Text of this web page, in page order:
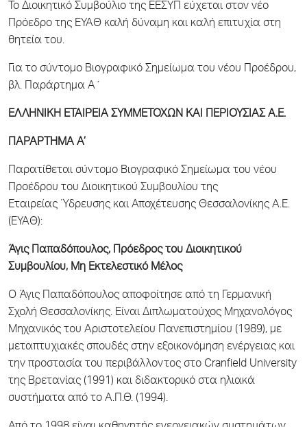
Το Διοικητικό Συμβούλιο της ΕΕΣΥΠ εύχεται στον νέο
Πρόεδρο της ΕΥΑΘ καλή δύναμη και καλή επιτυχία στη
θητεία του.
Για το σύντομο Βιογραφικό Σημείωμα του νέου Προέδρου,
βλ. Παράρτημα Α΄
ΕΛΛΗΝΙΚΗ ΕΤΑΙΡΕΙΑ ΣΥΜΜΕΤΟΧΩΝ ΚΑΙ ΠΕΡΙΟΥΣΙΑΣ Α.Ε.
ΠΑΡΑΡΤΗΜΑ Α’
Παρατίθεται σύντομο Βιογραφικό Σημείωμα του νέου
Προέδρου του Διοικητικού Συμβουλίου της
Εταιρείας Ύδρευσης και Αποχέτευσης Θεσσαλονίκης Α.Ε.
(ΕΥΑΘ):
Άγις Παπαδόπουλος, Πρόεδρος του Διοικητικού
Συμβουλίου, Μη Εκτελεστικό Μέλος
Ο Άγις Παπαδόπουλος αποφοίτησε από τη Γερμανική
Σχολή Θεσσαλονίκης. Είναι Διπλωματούχος Μηχανολόγος
Μηχανικός του Αριστοτελείου Πανεπιστημίου (1989), με
μεταπτυχιακές σπουδές στην εξοικονόμηση ενέργειας και
την προστασία του περιβάλλοντος στο Cranfield University
της Βρετανίας (1991) και διδακτορικό στα ηλιακά
συστήματα από το Α.Π.Θ. (1994).